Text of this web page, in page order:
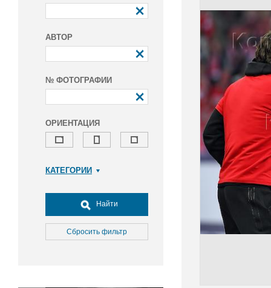
АВТОР
№ ФОТОГРАФИИ
ОРИЕНТАЦИЯ
КАТЕГОРИИ
Досуг, туризм и отдых
Культура
Медицина
Найти
Сбросить фильтр